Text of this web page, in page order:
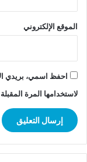
الموقع الإلكتروني
احفظ اسمي، بريدي
لاستخدامها المرة